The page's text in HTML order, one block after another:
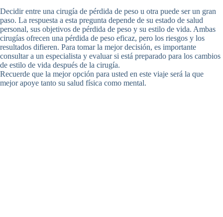
Decidir entre una cirugía de pérdida de peso u otra puede ser un gran
paso. La respuesta a esta pregunta depende de su estado de salud
personal, sus objetivos de pérdida de peso y su estilo de vida. Ambas
cirugías ofrecen una pérdida de peso eficaz, pero los riesgos y los
resultados difieren. Para tomar la mejor decisión, es importante
consultar a un especialista y evaluar si está preparado para los cambios
de estilo de vida después de la cirugía.
Recuerde que la mejor opción para usted en este viaje será la que
mejor apoye tanto su salud física como mental.